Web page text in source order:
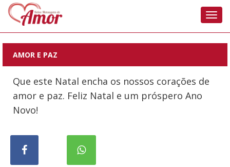
AMOR E PAZ
Que este Natal encha os nossos corações de
amor e paz. Feliz Natal e um próspero Ano
Novo!